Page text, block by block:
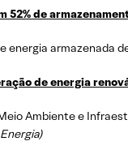
52% de
energia armazenada
de energia
Ambiente e